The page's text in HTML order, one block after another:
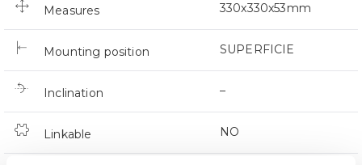
Measures 330x330x53mm
Mounting position SUPERFICIE
Inclination –
Linkable NO